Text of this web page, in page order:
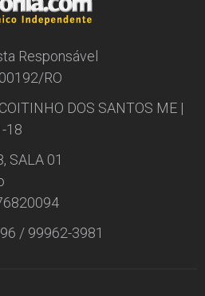
Responsável
RO
DOS SANTOS ME |
18
SALA 01
/ 99962-3981